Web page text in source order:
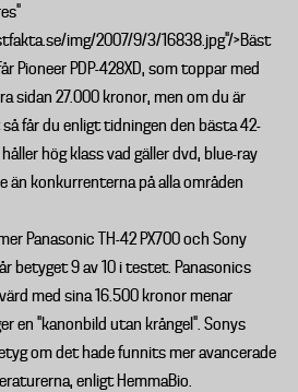
img/2007/9/3/16838.jpg"/>Bäst
Pioneer PDP-428XD, som toppar med
sidan 27.000 kronor, men om du är
får du enligt tidningen den bästa 42-
hög klass vad gäller dvd, blue-ray
konkurrenterna på alla områden
Panasonic TH-42 PX700 och Sony
betyget 9 av 10 i testet. Panasonics
med sina 16.500 kronor menar
en "kanonbild utan krångel". Sonys
om det hade funnits mer avancerade
enligt HemmaBio.